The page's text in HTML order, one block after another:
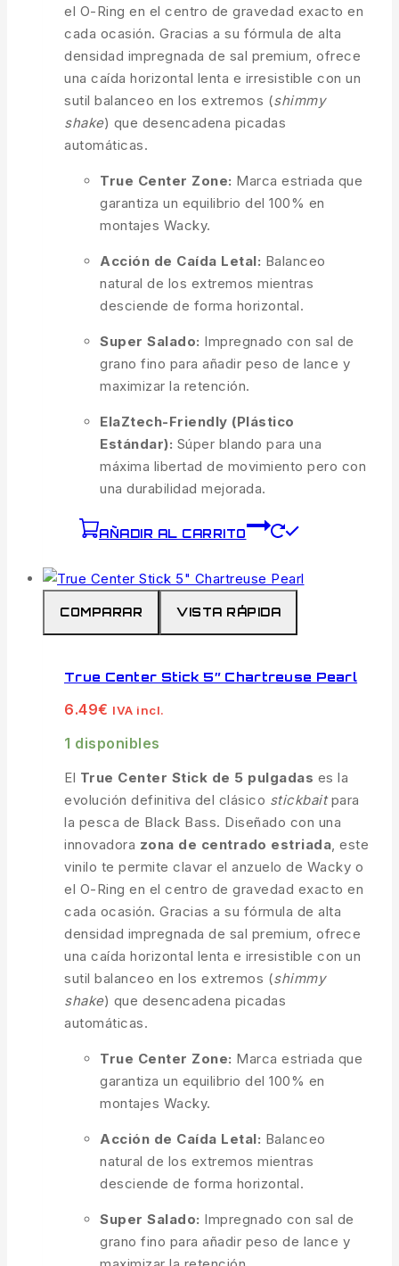
el O-Ring en el centro de gravedad exacto en
cada ocasión. Gracias a su fórmula de alta
densidad impregnada de sal premium, ofrece
una caída horizontal lenta e irresistible con un
sutil balanceo en los extremos (shimmy
shake) que desencadena picadas
automáticas.
True Center Zone: Marca estriada que
garantiza un equilibrio del 100% en
montajes Wacky.
Acción de Caída Letal: Balanceo
natural de los extremos mientras
desciende de forma horizontal.
Super Salado: Impregnado con sal de
grano fino para añadir peso de lance y
maximizar la retención.
ElaZtech-Friendly (Plástico
Estándar): Súper blando para una
máxima libertad de movimiento pero con
una durabilidad mejorada.
AÑADIR AL CARRITO
COMPARAR VISTA RÁPIDA
True Center Stick 5″ Chartreuse Pearl
6.49€ IVA incl.
1 disponibles
El True Center Stick de 5 pulgadas es la
evolución definitiva del clásico stickbaitpara
la pesca de Black Bass. Diseñado con una
innovadora zona de centrado estriada, este
vinilo te permite clavar el anzuelo de Wacky o
el O-Ring en el centro de gravedad exacto en
cada ocasión. Gracias a su fórmula de alta
densidad impregnada de sal premium, ofrece
una caída horizontal lenta e irresistible con un
sutil balanceo en los extremos (shimmy
shake) que desencadena picadas
automáticas.
True Center Zone: Marca estriada que
garantiza un equilibrio del 100% en
montajes Wacky.
Acción de Caída Letal: Balanceo
natural de los extremos mientras
desciende de forma horizontal.
Super Salado: Impregnado con sal de
grano fino para añadir peso de lance y